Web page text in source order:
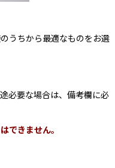
うちから最適なものをお選
必要な場合は、備考欄に必
できません。